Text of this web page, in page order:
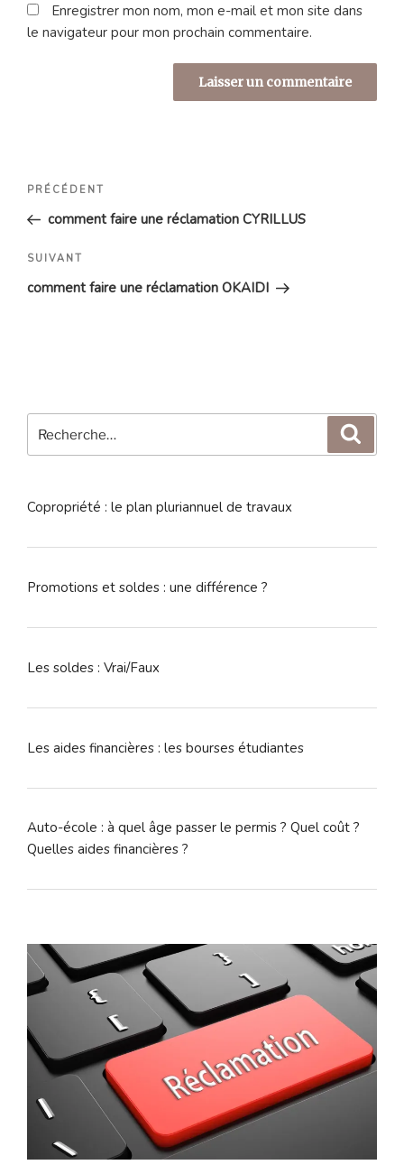
Enregistrer mon nom, mon e-mail et mon site dans
le navigateur pour mon prochain commentaire.
Navigation
l’article
Article
précédent
PRÉCÉDENT
comment faire une réclamation CYRILLUS
Article
suivant
SUIVANT
comment faire une réclamation OKAIDI
pour
Copropriété : le plan pluriannuel de travaux
Promotions et soldes : une différence ?
Les soldes : Vrai/Faux
Les aides financières : les bourses étudiantes
Auto-école : à quel âge passer le permis ? Quel coût ?
Quelles aides financières ?